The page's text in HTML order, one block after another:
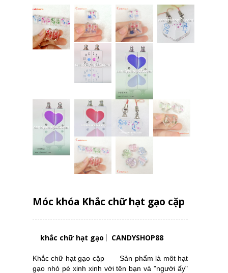
Móc khóa Khắc chữ hạt gạo cặp
khắc chữ hạt gạo CANDYSHOP88
Khắc chữ hạt gạo cặp Sản phẩm là môt hạt
gạo nhỏ pé xinh xinh với tên bạn và "người ấy"